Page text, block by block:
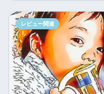
レビュー関連